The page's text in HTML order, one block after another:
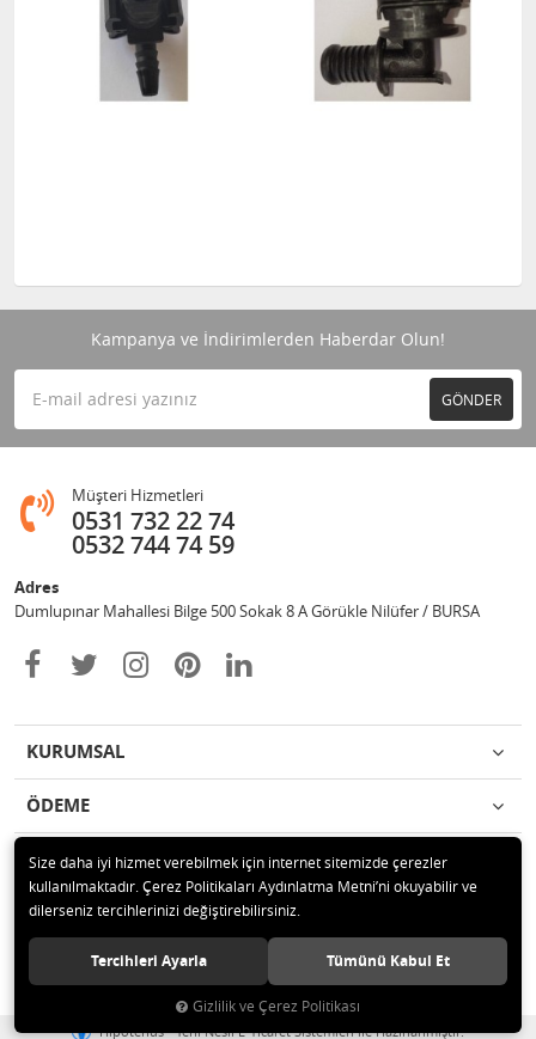
Kampanya ve İndirimlerden Haberdar Olun!
GÖNDER
Müşteri Hizmetleri
0531 732 22 74
0532 744 74 59
Adres
Dumlupınar Mahallesi Bilge 500 Sokak 8 A Görükle Nilüfer / BURSA
KURUMSAL
ÖDEME
İLETİŞİM
© 2020 MAG OTOMOTİV Tüm hakları saklıdır.
Hipotenüs Yeni Nesil E-Ticaret Sistemleri ile Hazırlanmıştır.
Size daha iyi hizmet verebilmek için internet sitemizde çerezler
kullanılmaktadır. Çerez Politikaları Aydınlatma Metni’ni okuyabilir ve
dilerseniz tercihlerinizi değiştirebilirsiniz.
Tercihleri Ayarla Tümünü Kabul Et
Gizlilik ve Çerez Politikası